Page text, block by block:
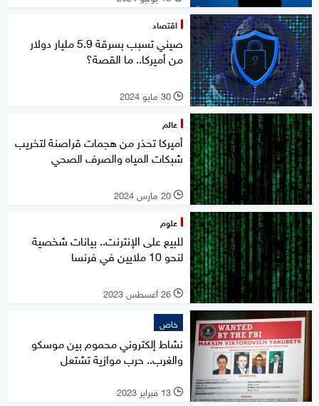
اقتصاد
صيني تسبب بسرقة 5.9 مليار دولار
من أميركا.. ما القصة؟
l 30 مايو 2024
عالم
أميركا تحذر من هجمات قراصنة لتخريب
شبكات المياه والصرف الصحي
l 20 مارس 2024
علوم
للبيع على الإنترنت.. بيانات شخصية
لنحو 10 ملايين في فرنسا
l 26 أغسطس 2023
خاص
نشاط إلكتروني محموم بين موسكو
والغرب.. حرب موازية تشتعل
l 13 فبراير 2023